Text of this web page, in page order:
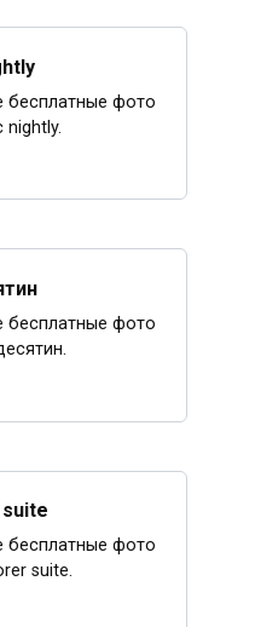
бесплатные фото
nightly.
бесплатные фото
бесплатные фото
suite.